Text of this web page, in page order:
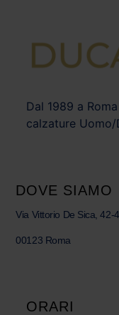
Dal 1989 a
calzature Uomo/
DOVE SIAMO
Via Vittorio De Sica, 42-
00123 Roma
ORARI